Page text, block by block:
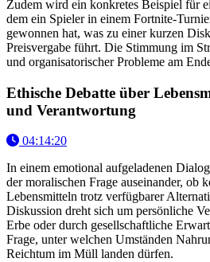
Zudem wird ein konkretes Beispiel für
dem ein Spieler in einem Fortnite-
gewonnen hat, was zu einer kurzen
Preisvergabe führt. Die Stimmung im
und organisatorischer Probleme am
Ethische Debatte über
und Verantwortung
04:14:20
In einem emotional aufgeladenen
der moralischen Frage auseinander, ob
Lebensmitteln trotz verfügbarer
Diskussion dreht sich um persönliche
Erbe oder durch gesellschaftliche
Frage, unter welchen Umständen
Reichtum im Müll landen dürfen.